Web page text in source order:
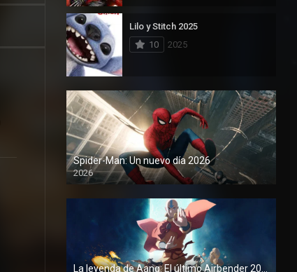
Lilo y Stitch 2025
10
2025
Spider-Man: Un nuevo día 2026
2026
1080P